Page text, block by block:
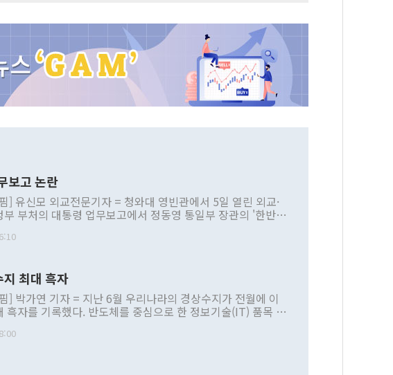
보고 논란
] 유신모 외교전문기자 = 청와대 영빈관에서 5일 열린 외교·
부 부처의 대통령 업무보고에서 정동영 통일부 장관의 '한반도
부 내 조율을 거치지 않은 사안을 정책으로 추진하겠다고 공
근거한 비현실적 구상'이라는 비판을 내놨다. 그동안 정 장
관련 발언이 물의를 빚은 적은 여러 번 있지만 대통령과 유
이 공개적으로 부정적 입장을 표명한 것은 이례적이다. 정 장
북 접근법과 월권을 제어해야 한다는 목소리도 높아지고 있
최대 흑자
] 박가연 기자 = 지난 6월 우리나라의 경상수지가 전월에 이
흑자를 기록했다. 반도체를 중심으로 한 정보기술(IT) 품목 수
)'에 따르